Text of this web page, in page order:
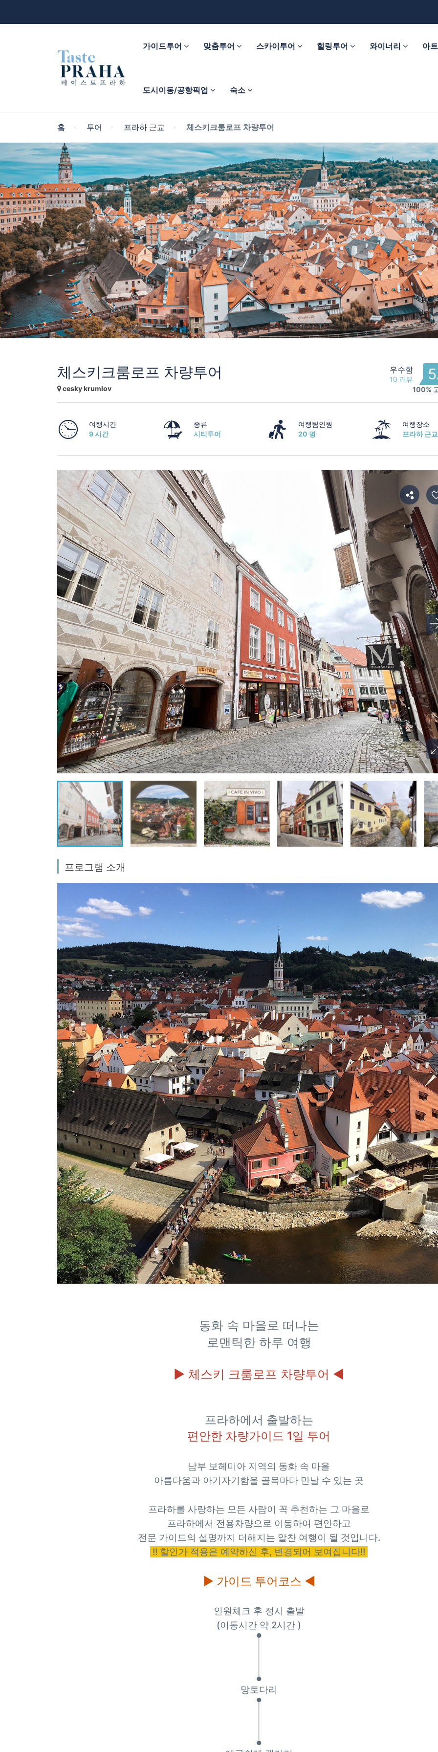
가이드투어 맞춤투어 스카이투어 힐링투어 와이너리 아
도시이동/공항픽업 숙소
홈 투어 프라하 근교 체스키크룸로프 차량투어
체스키크룸로프 차량투어
cesky krumlov
우수함
10 리뷰
100%
여행시간
9 시간
종류
시티투어
여행팀인원
20 명
여행장소
프라하 근교
프로그램 소개
동화 속 마을로 떠나는
로맨틱한 하루 여행
▶ 체스키 크룸로프 차량투어 ◀
프라하에서 출발하는
편안한 차량가이드 1일 투어
남부 보헤미아 지역의 동화 속 마을
아름다움과 아기자기함을 골목마다 만날 수 있는 곳
프라하를 사랑하는 모든 사람이 꼭 추천하는 그 마을로
프라하에서 전용차량으로 이동하여 편안하고
전문 가이드의 설명까지 더해지는 알찬 여행이 될 것입니다.
!! 할인가 적용은 예약하신 후, 변경되어 보여집니다!!
▶ 가이드 투어코스 ◀
인원체크 후 정시 출발
(이동시간 약 2시간 )
망토다리